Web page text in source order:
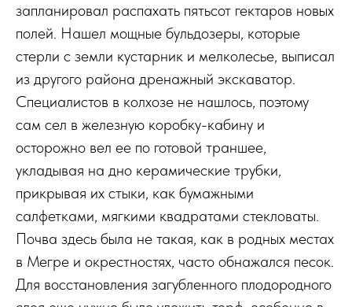
запланировал распахать пятьсот гектаров новых
полей. Нашел мощные бульдозеры, которые
стерли с земли кустарник и мелколесье, выписал
из другого района дренажный экскаватор.
Специалистов в колхозе не нашлось, поэтому
сам сел в железную коробку-кабину и
осторожно вел ее по готовой траншее,
укладывая на дно керамические трубки,
прикрывая их стыки, как бумажными
салфетками, мягкими квадратами стекловаты.
Почва здесь была не такая, как в родных местах
в Мегре и окрестностях, часто обнажался песок.
Для восстановления загубленного плодородного